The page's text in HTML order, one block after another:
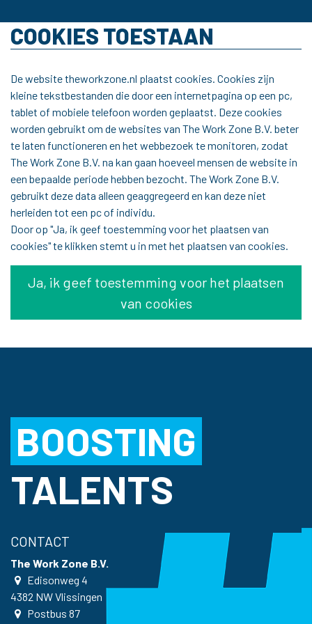
COOKIES TOESTAAN
De website theworkzone.nl plaatst cookies. Cookies zijn
kleine tekstbestanden die door een internetpagina op een pc,
tablet of mobiele telefoon worden geplaatst. Deze cookies
worden gebruikt om de websites van The Work Zone B.V. beter
te laten functioneren en het webbezoek te monitoren, zodat
The Work Zone B.V. na kan gaan hoeveel mensen de website in
een bepaalde periode hebben bezocht. The Work Zone B.V.
gebruikt deze data alleen geaggregeerd en kan deze niet
herleiden tot een pc of individu.
Door op "Ja, ik geef toestemming voor het plaatsen van
cookies" te klikken stemt u in met het plaatsen van cookies.
Ja, ik geef toestemming voor het plaatsen
van cookies
BOOSTING
TALENTS
CONTACT
The Work Zone B.V.
Edisonweg 4
4382 NWVlissingen
Postbus 87